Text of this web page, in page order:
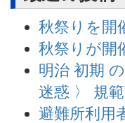
秋祭りを開
秋祭りが開
明治 初期
迷惑 〉 規範
避難所利用